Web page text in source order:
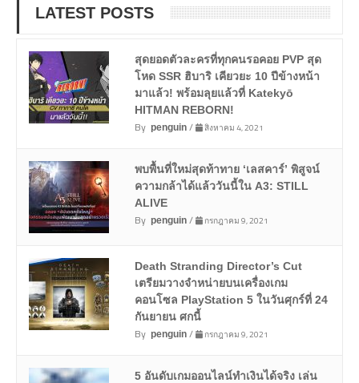
LATEST POSTS
สุดยอดตัวละครที่ทุกคนรอคอย PVP สุด
โหด SSR ฮิบาริ เคียวยะ 10 ปีข้างหน้า
มาแล้ว! พร้อมลุยแล้วที่ Katekyō
HITMAN REBORN!
By penguin/ สิงหาคม 4, 2021
พบพื้นที่ใหม่สุดท้าทาย ‘เลสคาร์’ พิสูจน์
ความกล้าได้แล้ววันนี้ใน A3: STILL
ALIVE
By penguin/ กรกฎาคม 9, 2021
Death Stranding Director’s Cut
เตรียมวางจำหน่ายบนเครื่องเกม
คอนโซล PlayStation 5 ในวันศุกร์ที่ 24
กันยายน ศกนี้
By penguin/ กรกฎาคม 9, 2021
5 อันดับเกมออนไลน์ทำเงินได้จริง เล่น